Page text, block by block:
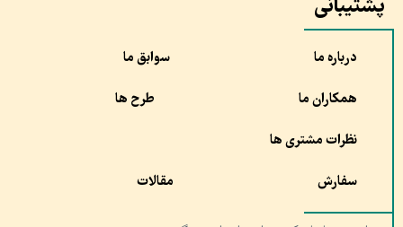
پشتیبانی
درباره ما سوابق ما
همکاران ما طرح ها
نظرات مشتری ها
سفارش مقالات